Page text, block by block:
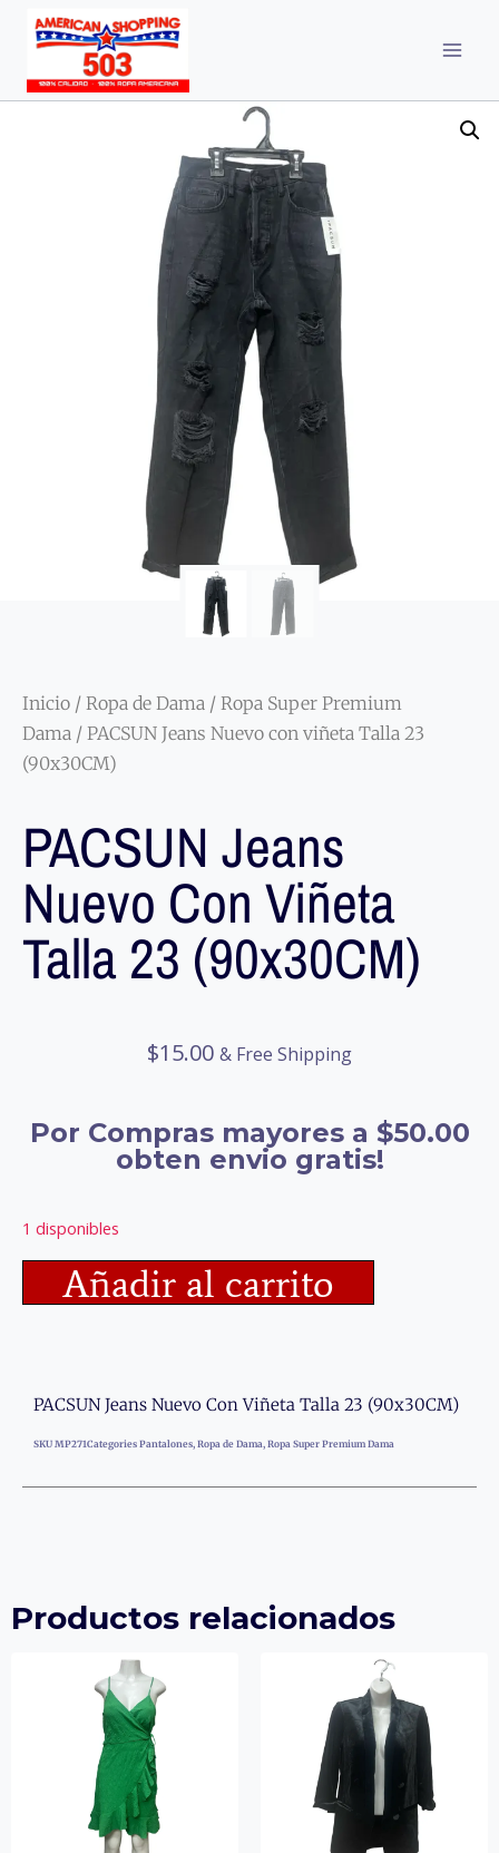
Inicio / Ropa de Dama / Ropa Super Premium
Dama / PACSUN Jeans Nuevo con viñeta Talla 23
(90x30CM)
PACSUN Jeans
Nuevo Con Viñeta
Talla 23 (90x30CM)
$15.00 & Free Shipping
Por Compras mayores a $50.00
obten envio gratis!
1 disponibles
Añadir al carrito
PACSUN Jeans Nuevo Con Viñeta Talla 23 (90x30CM)
SKU MP271Categories Pantalones, Ropa de Dama, Ropa Super Premium Dama
Productos relacionados